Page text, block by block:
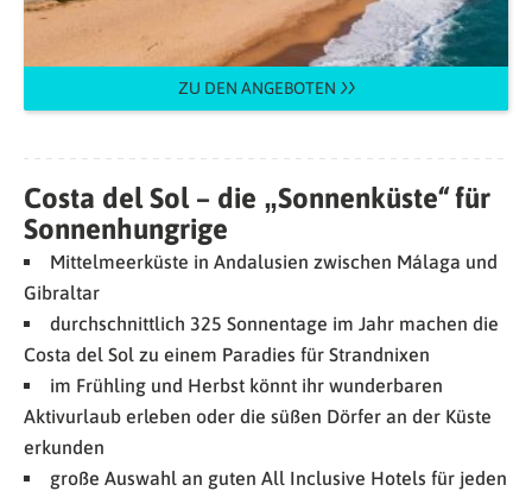
ZU DEN ANGEBOTEN
Costa del Sol – die „Sonnenküste“ für
Sonnenhungrige
Mittelmeerküste in Andalusien zwischen Málaga und
Gibraltar
durchschnittlich 325 Sonnentage im Jahr machen die
Costa del Sol zu einem Paradies für Strandnixen
im Frühling und Herbst könnt ihr wunderbaren
Aktivurlaub erleben oder die süßen Dörfer an der Küste
erkunden
große Auswahl an guten All Inclusive Hotels für jeden